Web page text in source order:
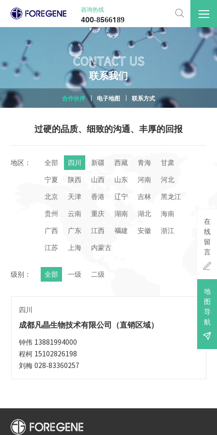
咨询热线
400-8566189

在
线
留
言

地
图
导
航

CONTACT US
联系我们
合作伙伴 电子地图 联系方式
过硬的品质、细致的沟通、丰厚的回报
地区： 全部 四川 新疆 西藏 青海 甘肃
宁夏 陕西 山西 山东 河南 河北
北京 天津 香港 辽宁 吉林 黑龙江
贵州 云南 重庆 湖南 湖北 海南
广西 广东 江西 福建 安徽 浙江
江苏 上海 内蒙古
级别： 全部 一级 二级
四川
成都凡晶生物技术有限公司（直销区域）
钟伟 13881994000
程柯 15102826198
刘梅 028-83360257